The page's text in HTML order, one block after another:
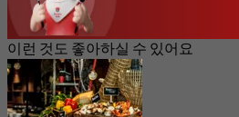
이런 것도 좋아하실 수 있어요